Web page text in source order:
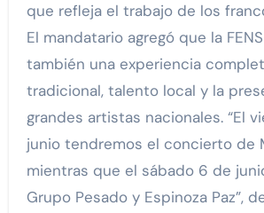
que refleja el trabajo de los
El mandatario agregó que la
también una experiencia
tradicional, talento local y la
grandes artistas nacionales. “El
junio tendremos el concierto de
mientras que el sábado 6 de
Grupo Pesado y Espinoza Paz”,